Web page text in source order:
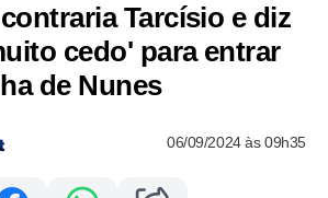
Tarcísio e diz
cedo' para entrar
de Nunes
06/09/2024 às 09h35